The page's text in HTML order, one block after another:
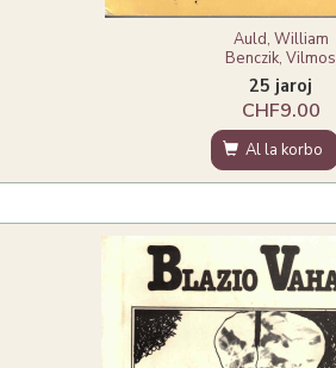
Auld, William
Benczik, Vilmos
25 jaroj
CHF9.00
Al la korbo